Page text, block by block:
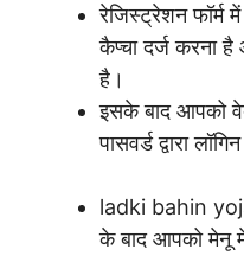
रेजिस्ट्रेशन फॉर्म
कैप्चा दर्ज करना
है।
इसके बाद आपको
पासवर्ड द्वारा
ladki bahin
के बाद आपको मेनू